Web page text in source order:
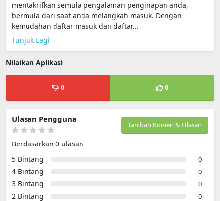
mentakrifkan semula pengalaman penginapan anda,
bermula dari saat anda melangkah masuk. Dengan
kemudahan daftar masuk dan daftar...
Tunjuk Lagi
Nilaikan Aplikasi
0 0
Tambah Komen & Ulasan
Ulasan Pengguna
Berdasarkan 0 ulasan
5 Bintang
0
4 Bintang 0
3 Bintang 0
2 Bintang 0